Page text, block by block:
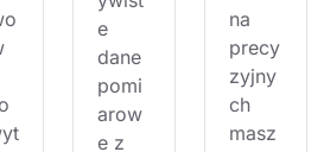
e
dane
pomi
arow
e z
na
precy
zyjny
ch
masz